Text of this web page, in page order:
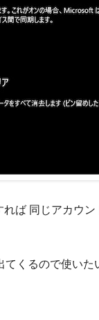
れば 同じアカウ
てくるので使い